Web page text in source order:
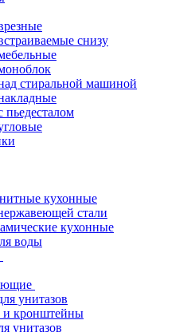
снизу
стиральной машиной
пьедесталом
кухонные
стали
кухонные
воды
унитазов
и кронштейны
унитазов